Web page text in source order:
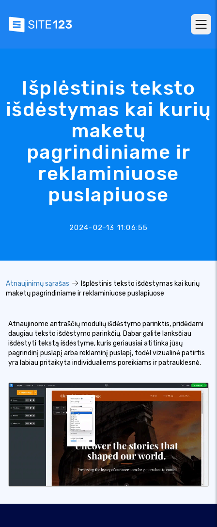
Išplėstinis teksto
išdėstymas kai kurių
maketų
pagrindiniame ir
reklaminiuose
puslapiuose
2024-02-13 11:06:55
Atnaujinimų sąrašas
Išplėstinis teksto išdėstymas kai kurių
maketų pagrindiniame ir reklaminiuose puslapiuose
Atnaujinome antraščių modulių išdėstymo parinktis, pridėdami
daugiau teksto išdėstymo parinkčių. Dabar galite lanksčiau
išdėstyti tekstą išdėstyme, kuris geriausiai atitinka jūsų
pagrindinį puslapį arba reklaminį puslapį, todėl vizualinė patirtis
yra labiau pritaikyta individualiems poreikiams ir patrauklesnė.